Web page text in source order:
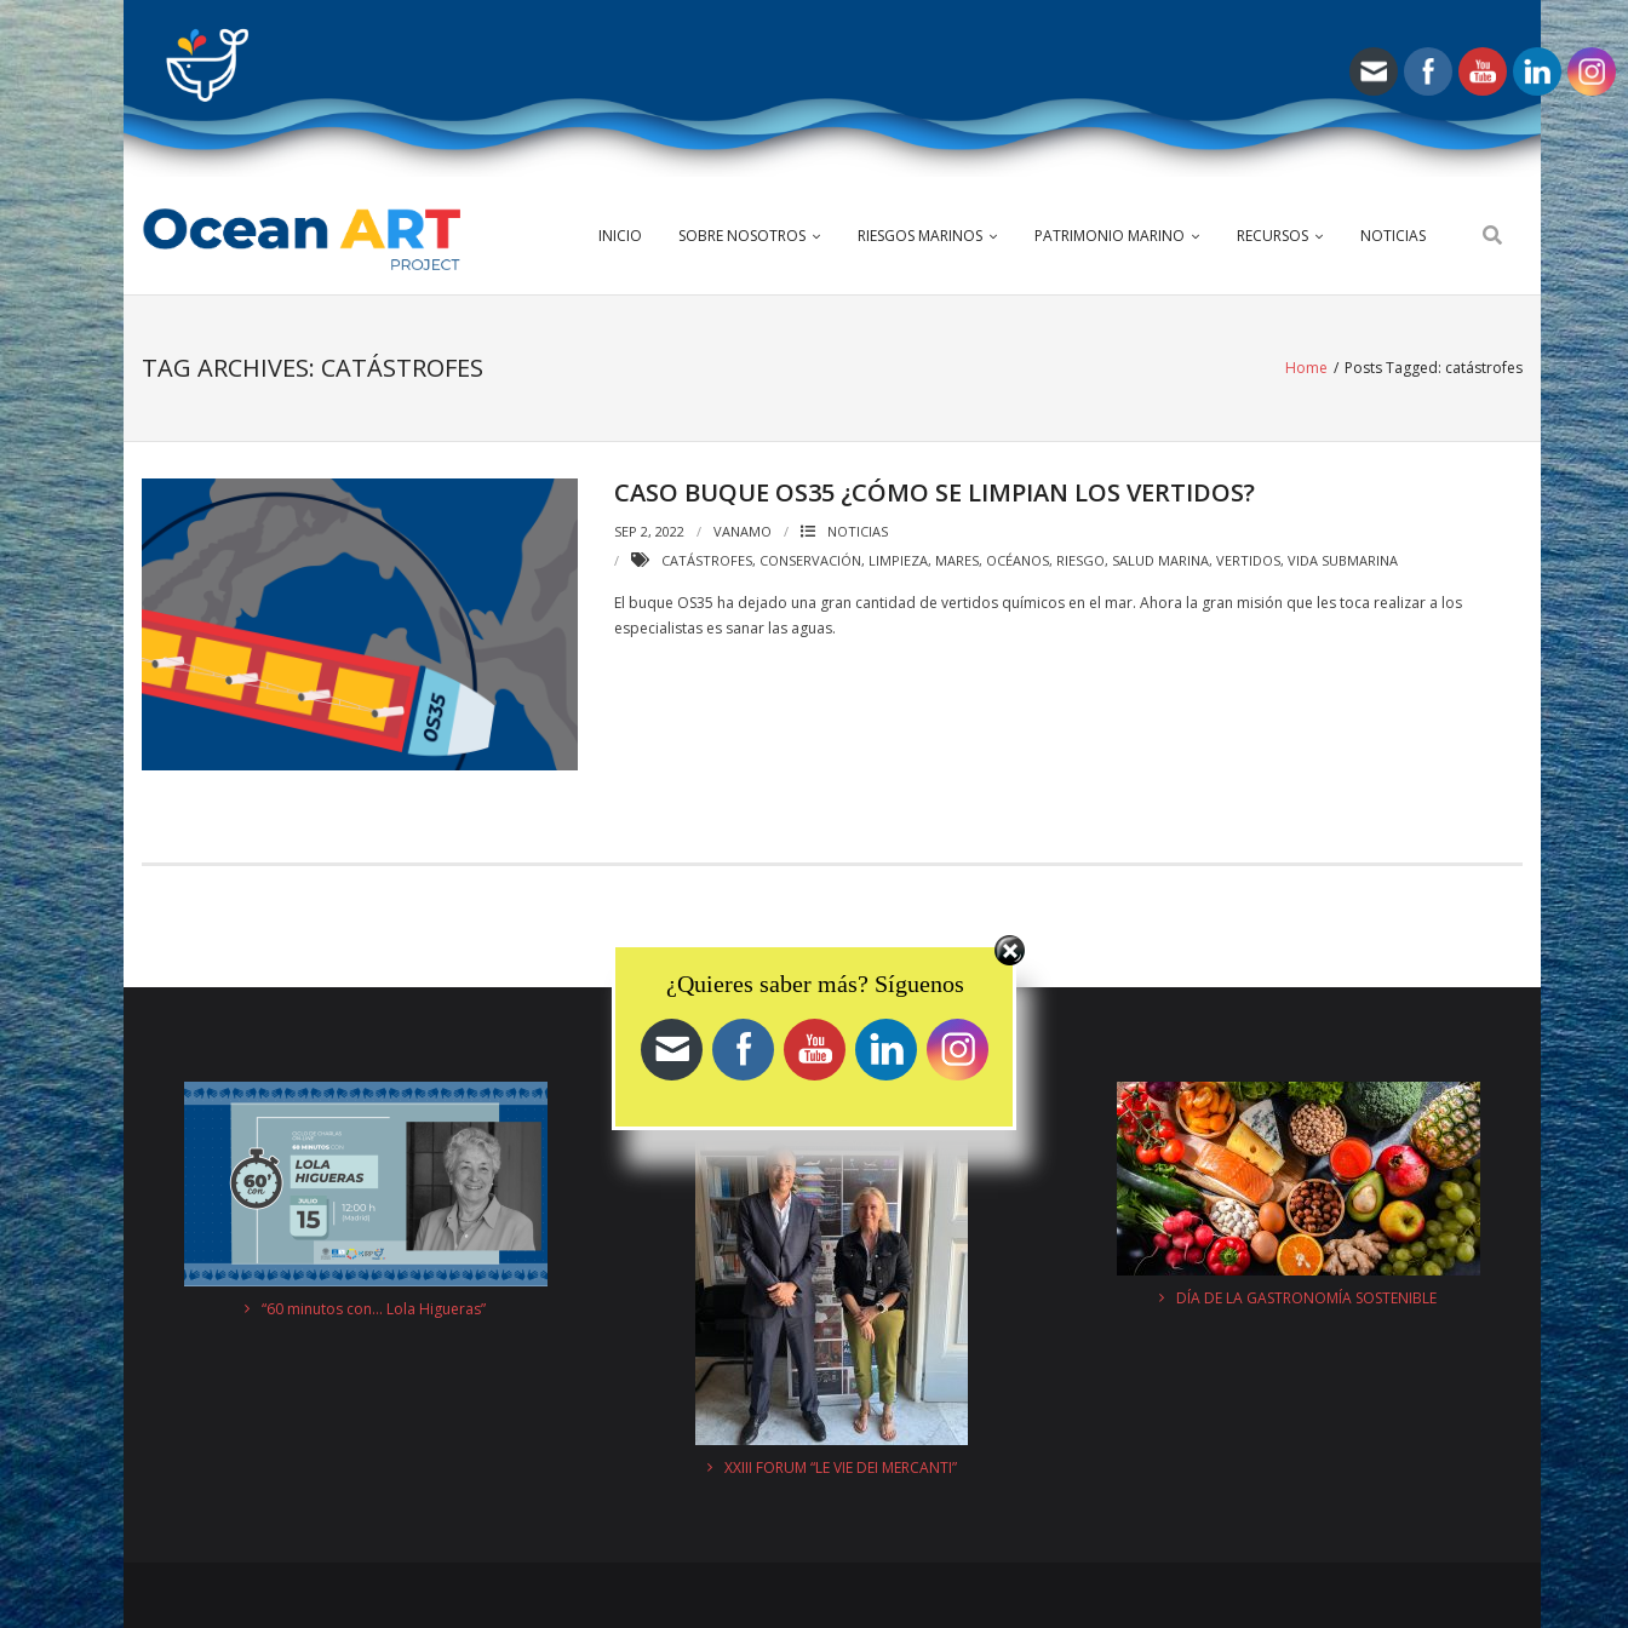
to
content
INICIO SOBRE NOSOTROS RIESGOS MARINOS PATRIMONIO MARINO RECURSOS NOTICIAS
TAG ARCHIVES: CATÁSTROFES Home / Posts Tagged: catástrofes
CASO BUQUE OS35 ¿CÓMO SE LIMPIAN LOS VERTIDOS?
SEP 2, 2022 VANAMO
NOTICIAS
CATÁSTROFES, CONSERVACIÓN, LIMPIEZA, MARES, OCÉANOS, RIESGO, SALUD MARINA, VERTIDOS, VIDA SUBMARINA
El buque OS35 ha dejado una gran cantidad de vertidos químicos en el mar. Ahora la gran misión que les toca realizar a los
especialistas es sanar las aguas.
“60 minutos con… Lola Higueras”
XXIII FORUM “LE VIE DEI MERCANTI”
DÍA DE LA GASTRONOMÍA SOSTENIBLE
¿Quieres saber más? Síguenos
Set Youtube Channel ID